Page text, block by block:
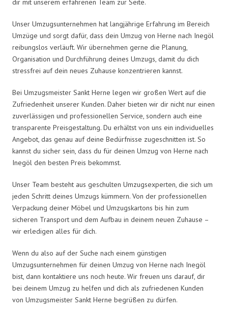
dir mit unserem erfahrenen Team zur Seite.
Unser Umzugsunternehmen hat langjährige Erfahrung im Bereich
Umzüge und sorgt dafür, dass dein Umzug von Herne nach Inegöl
reibungslos verläuft. Wir übernehmen gerne die Planung,
Organisation und Durchführung deines Umzugs, damit du dich
stressfrei auf dein neues Zuhause konzentrieren kannst.
Bei Umzugsmeister Sankt Herne legen wir großen Wert auf die
Zufriedenheit unserer Kunden. Daher bieten wir dir nicht nur einen
zuverlässigen und professionellen Service, sondern auch eine
transparente Preisgestaltung. Du erhältst von uns ein individuelles
Angebot, das genau auf deine Bedürfnisse zugeschnitten ist. So
kannst du sicher sein, dass du für deinen Umzug von Herne nach
Inegöl den besten Preis bekommst.
Unser Team besteht aus geschulten Umzugsexperten, die sich um
jeden Schritt deines Umzugs kümmern. Von der professionellen
Verpackung deiner Möbel und Umzugskartons bis hin zum
sicheren Transport und dem Aufbau in deinem neuen Zuhause –
wir erledigen alles für dich.
Wenn du also auf der Suche nach einem günstigen
Umzugsunternehmen für deinen Umzug von Herne nach Inegöl
bist, dann kontaktiere uns noch heute. Wir freuen uns darauf, dir
bei deinem Umzug zu helfen und dich als zufriedenen Kunden
von Umzugsmeister Sankt Herne begrüßen zu dürfen.